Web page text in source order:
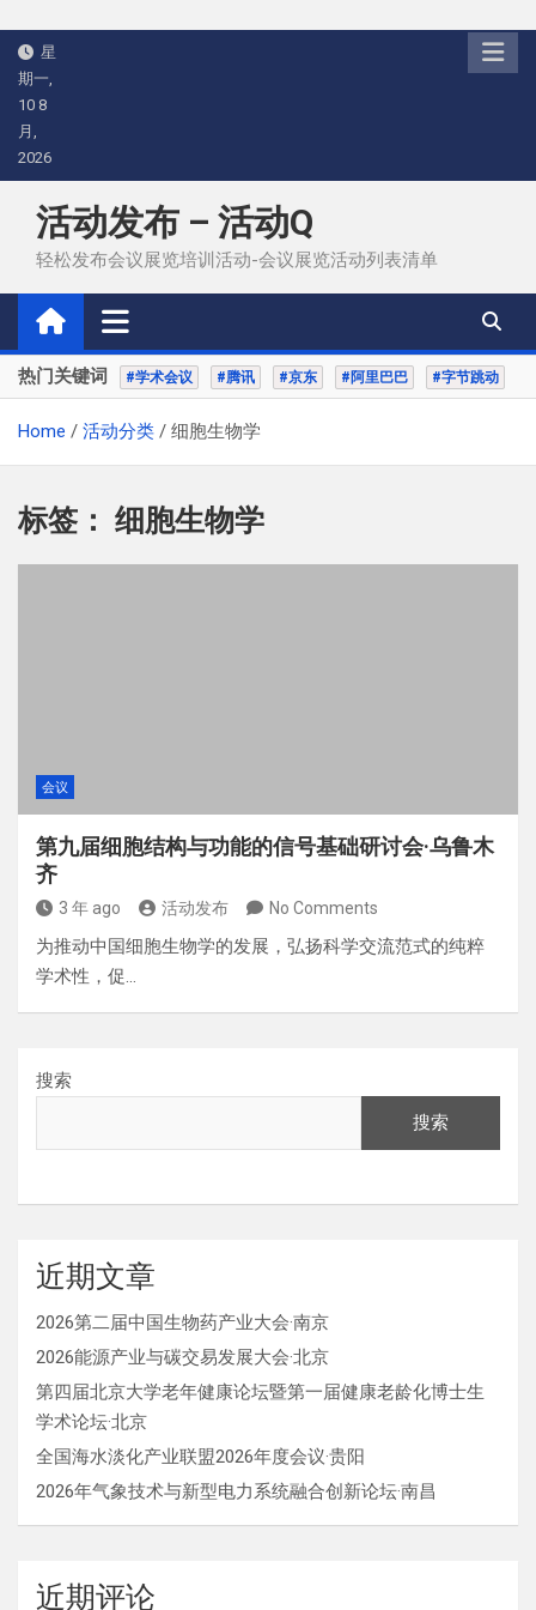
Skip
content
星
期一,
10 8
月,
2026
活动发布 – 活动Q
轻松发布会议展览培训活动-会议展览活动列表清单
热门关键词 #学术会议 #腾讯 #京东 #阿里巴巴 #字节跳动
Home 活动分类 细胞生物学
标签： 细胞生物学
会议
第九届细胞结构与功能的信号基础研讨会·乌鲁木
齐
3 年 ago 活动发布 No Comments
为推动中国细胞生物学的发展，弘扬科学交流范式的纯粹
学术性，促…
搜索
搜索
近期文章
2026第二届中国生物药产业大会·南京
2026能源产业与碳交易发展大会·北京
第四届北京大学老年健康论坛暨第一届健康老龄化博士生
学术论坛·北京
全国海水淡化产业联盟2026年度会议·贵阳
2026年气象技术与新型电力系统融合创新论坛·南昌
近期评论